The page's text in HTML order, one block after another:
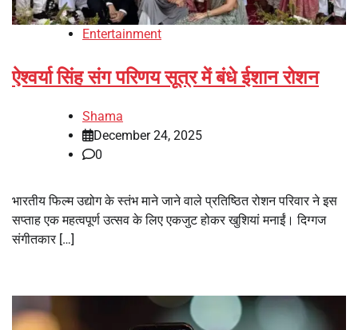
Entertainment
ऐश्वर्या सिंह संग परिणय सूत्र में बंधे ईशान रोशन
Shama
December 24, 2025
0
भारतीय फिल्म उद्योग के स्तंभ माने जाने वाले प्रतिष्ठित रोशन परिवार ने इस
सप्ताह एक महत्वपूर्ण उत्सव के लिए एकजुट होकर खुशियां मनाईं। दिग्गज
संगीतकार […]